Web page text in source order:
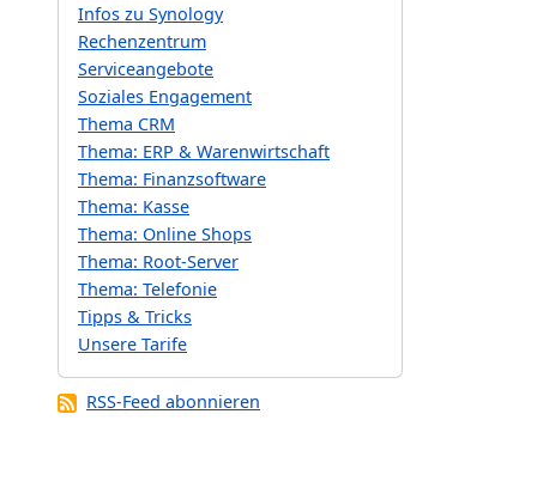
Infos zu Synology
Rechenzentrum
Serviceangebote
Soziales Engagement
Thema CRM
Thema: ERP & Warenwirtschaft
Thema: Finanzsoftware
Thema: Kasse
Thema: Online Shops
Thema: Root-Server
Thema: Telefonie
Tipps & Tricks
Unsere Tarife
RSS-Feed abonnieren